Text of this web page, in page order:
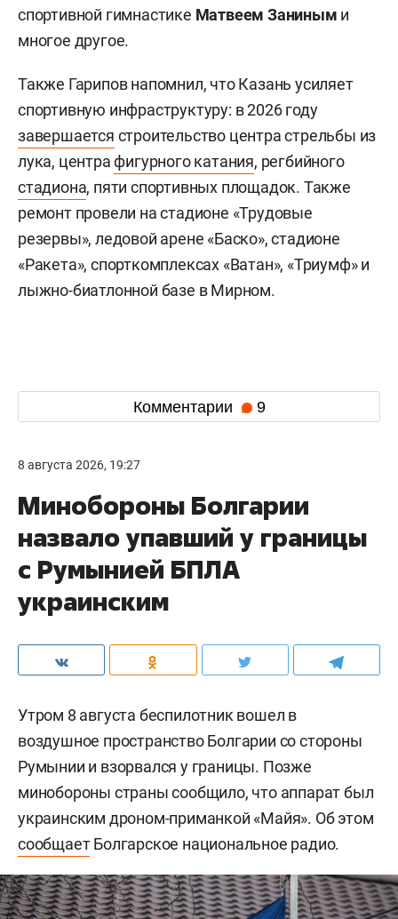
спортивной гимнастике Матвеем Заниным и
многое другое.
Также Гарипов напомнил, что Казань усиляет
спортивную инфраструктуру: в 2026 году
завершается строительство центра стрельбы из
лука, центра фигурного катания, регбийного
стадиона, пяти спортивных площадок. Также
ремонт провели на стадионе «Трудовые
резервы», ледовой арене «Баско», стадионе
«Ракета», спорткомплексах «Ватан», «Триумф» и
лыжно-биатлонной базе в Мирном.
Комментарии 9
8 августа 2026, 19:27
Минобороны Болгарии
назвало упавший у границы
с Румынией БПЛА
украинским
Утром 8 августа беспилотник вошел в
воздушное пространство Болгарии со стороны
Румынии и взорвался у границы. Позже
минобороны страны сообщило, что аппарат был
украинским дроном-приманкой «Майя». Об этом
сообщаетБолгарское национальное радио.